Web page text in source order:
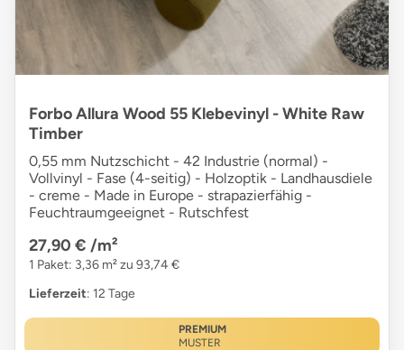
Forbo Allura Wood 55 Klebevinyl - White Raw
Timber
0,55 mm Nutzschicht - 42 Industrie (normal) -
Vollvinyl - Fase (4-seitig) - Holzoptik - Landhausdiele
- creme - Made in Europe - strapazierfähig -
Feuchtraumgeeignet - Rutschfest
27,90 € /m²
1 Paket: 3,36 m² zu 93,74 €
Lieferzeit: 12 Tage
PREMIUM
MUSTER